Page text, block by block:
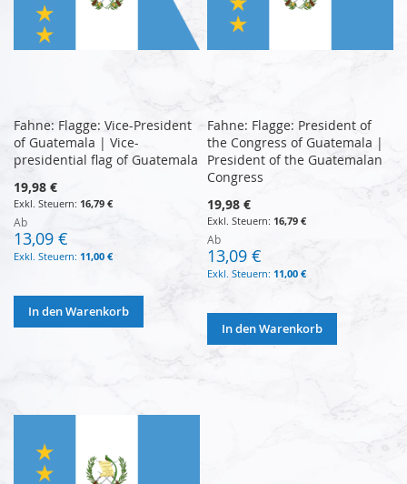
Fahne: Flagge: Vice-President
of Guatemala | Vice-
presidential flag of Guatemala
19,98 €
16,79 €
Ab
13,09 €
11,00 €
In den Warenkorb
Fahne: Flagge: President of
the Congress of Guatemala |
President of the Guatemalan
Congress
19,98 €
16,79 €
Ab
13,09 €
11,00 €
In den Warenkorb